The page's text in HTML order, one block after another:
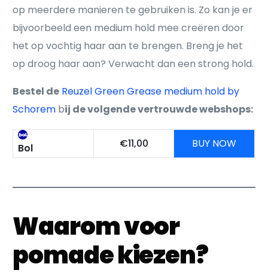
op meerdere manieren te gebruiken is. Zo kan je er
bijvoorbeeld een medium hold mee creëren door
het op vochtig haar aan te brengen. Breng je het
op droog haar aan? Verwacht dan een strong hold.
Bestel de Reuzel Green Grease medium hold by
Schorem bij de volgende vertrouwde webshops:
Bol €11,00 BUY NOW
Waarom voor
pomade kiezen?